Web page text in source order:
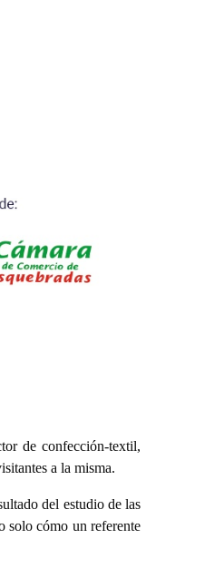
de confección-textil,
a la misma.
del estudio de las
solo cómo un referente